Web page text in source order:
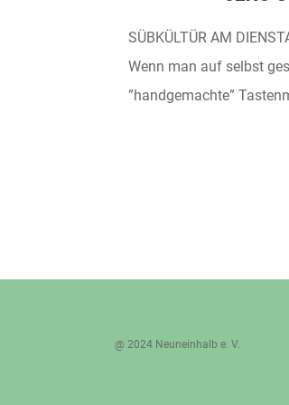
SÜBKÜLTÜR AM
Wenn man auf selbst
”handgemachte”
@ 2024 Neuneinhalb e. V.